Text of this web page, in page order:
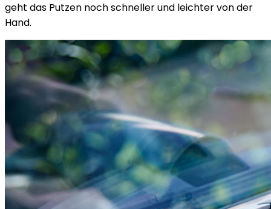
geht das Putzen noch schneller und leichter von der
Hand.